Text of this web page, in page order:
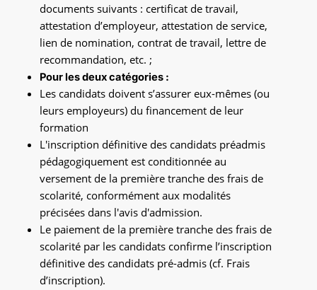
documents suivants : certificat de travail,
attestation d’employeur, attestation de service,
lien de nomination, contrat de travail, lettre de
recommandation, etc. ;
Pour les deux catégories :
Les candidats doivent s’assurer eux-mêmes (ou
leurs employeurs) du financement de leur
formation
L'inscription définitive des candidats préadmis
pédagogiquement est conditionnée au
versement de la première tranche des frais de
scolarité, conformément aux modalités
précisées dans l'avis d'admission.
Le paiement de la première tranche des frais de
scolarité par les candidats confirme l’inscription
définitive des candidats pré-admis (cf. Frais
d’inscription).